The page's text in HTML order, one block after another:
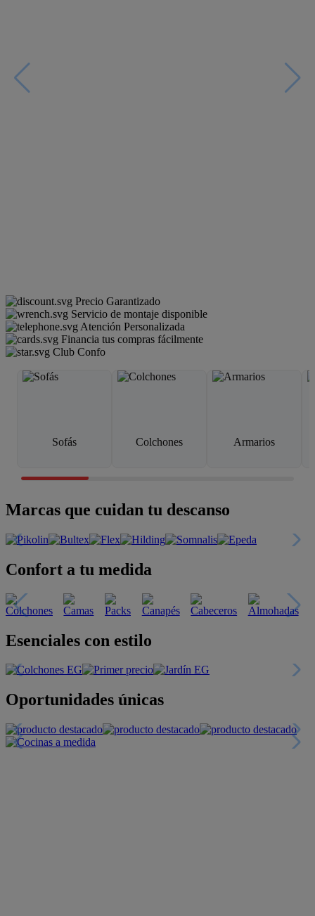
Precio Garantizado
Servicio de montaje disponible
Atención Personalizada
Financia tus compras fácilmente
Club Confo
Sofás Colchones Armarios
Marcas que cuidan tu descanso
Confort a tu medida
Esenciales con estilo
Oportunidades únicas